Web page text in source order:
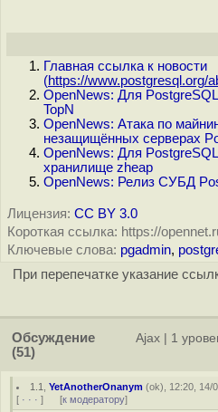
Главная ссылка к новости
(https://www.postgresql.org/
OpenNews: Для
TopN
OpenNews: Атака по
незащищённых серверах
OpenNews: Для
хранилище zheap
OpenNews: Релиз СУБД
Лицензия: CC BY 3.0
Короткая ссылка: https://
Ключевые слова: pgadmin,
При перепечатке указание
Обсуждение
(51)
Ajax 1
1.1 ,YetAnotherOnanym (ok), 12:20, 14/
[ · · · ] [к модератору]